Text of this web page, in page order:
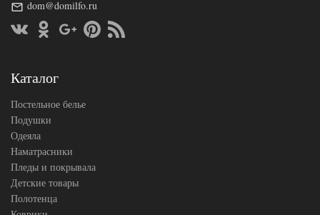
Размер
простыни
180х200
резинке)
dom@domilfo.ru
Каталог
Постельное белье
Подушки
Одеяла
Наматрасники
Пледы и покрывала
Детские товары
Полотенца